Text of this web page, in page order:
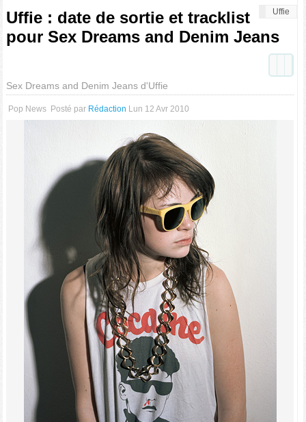
Uffie
Uffie : date de sortie et tracklist
pour Sex Dreams and Denim Jeans
Sex Dreams and Denim Jeans d'Uffie
Pop News Posté par Rédaction Lun 12 Avr 2010